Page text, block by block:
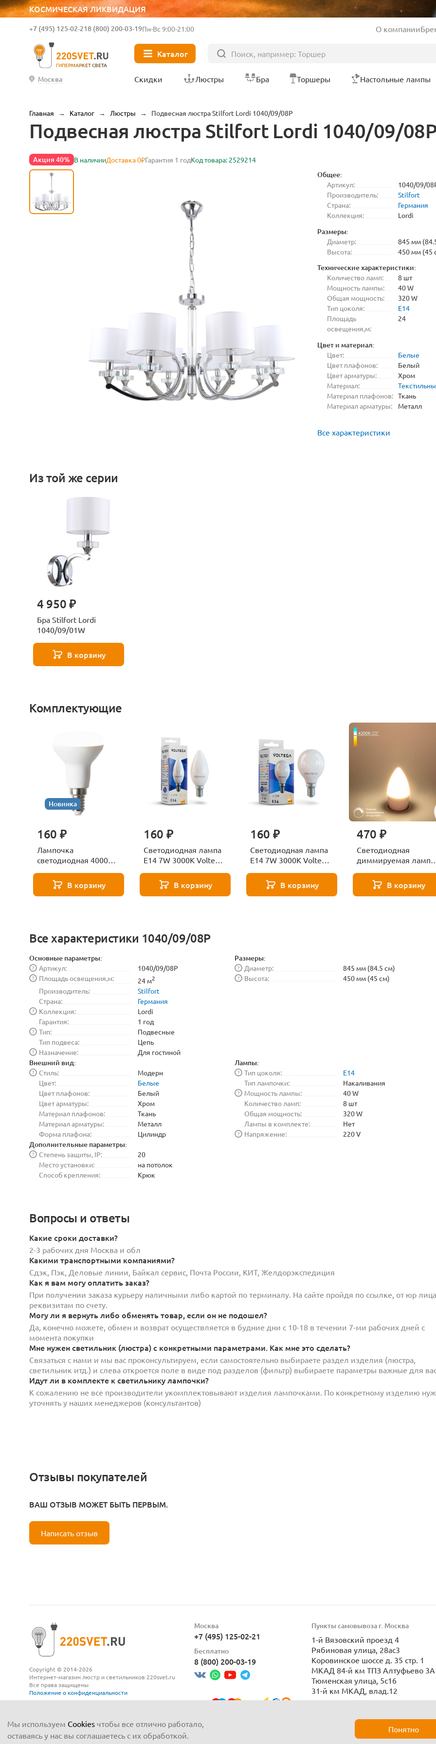
КОСМИЧЕСКАЯ ЛИКВИДАЦИЯ
ГИПЕРМАРКЕТ СВЕТА
+7 (495) 125-02-218 (800) 200-03-19Пн-Вс 9:00-21:00 О компании
Каталог
Москва Скидки Люстры Бра Торшеры Настольные лампы
Главная → Каталог → Люстры → Подвесная люстра Stilfort Lordi 1040/09/08P
Подвесная люстра Stilfort Lordi 1040/09/
Акция 40% В наличииДоставка 0₽Гарантия 1 годКод товара: 2529214
Общее:
Артикул:
1040/09/
Производитель:
Stilfort
Страна:
Германия
Коллекция:
Lordi
Размеры:
Диаметр:
845 мм
Высота:
450 мм (45
Технические характеристики:
Количество ламп:
8 шт
Мощность лампы:
40 W
Общая мощность:
320 W
Тип цоколя:
E14
Площадь
освещения,м:
24
Цвет и материал:
Цвет:
Белые
Цвет плафонов:
Белый
Цвет арматуры:
Хром
Материал:
Материал плафонов: Ткань
Материал арматуры:
Металл
Все характеристики
Из той же серии
4 950 ₽
Бра Stilfort Lordi
1040/09/01W
В корзину
Комплектующие
Новинка
160 ₽
Лампочка
светодиодная 4000К
271 8585В корзину
160 ₽
Светодиодная лампа
E14 7W 3000K Voltega
В корзину
160 ₽
Светодиодная лампа
E14 7W 3000K Voltega
В корзину
470 ₽
Светодиодная
диммируемая лампа
Elektrostandard
BLE1448
В корзину
Все характеристики 1040/09/08P
Основные параметры:
Артикул:
?
1040/09/08P
Площадь освещения,м:
? 24 м2
Производитель:
Stilfort
Страна:
Германия
Коллекция:
?
Lordi
Гарантия:
1 год
Тип:
?
Подвесные
Тип подвеса:
Цепь
Назначение:
? Для гостиной
Размеры:
Диаметр:
?
845 мм (84.5 см)
Высота:
? 450 мм (45 см)
Внешний вид:
Стиль:
?
Модерн
Цвет:
Белые
Цвет плафонов:
Белый
Цвет арматуры:
Хром
Материал плафонов:
Ткань
Материал арматуры:
Металл
Форма плафона:
Цилиндр
Лампы:
Тип цоколя:
?
E14
Тип лампочки:
Накаливания
Мощность лампы:
?
40 W
Количество ламп:
8 шт
Общая мощность:
320 W
Лампы в комплекте:
Нет
Напряжение:
? 220 V
Дополнительные параметры:
Степень защиты, IP:
?
20
Место установки:
на потолок
Способ крепления:
Крюк
Вопросы и ответы
Какие сроки доставки?
2-3 рабочих дня Москва и обл
Какими транспортными компаниями?
Сдэк, Пэк, Деловые линии, Байкал сервис, Почта России, КИТ, Желдорэкспедиция
Как я вам могу оплатить заказ?
При получении заказа курьеру наличными либо картой по терминалу. На сайте пройдя по ссылке, от юр
реквизитам по счету.
Могу ли я вернуть либо обменять товар, если он не подошел?
Да, конечно можете, обмен и возврат осуществляется в будние дни с 10-18 в течении 7-ми рабочих дней с
момента покупки
Мне нужен светильник (люстра) с конкретными параметрами. Как мне это сделать?
Связаться с нами и мы вас проконсультируем, если самостоятельно выбираете раздел изделия (люстра,
светильник итд.) и слева откроется поле в виде под разделов (фильтр) выбираете параметры важные для
Идут ли в комплекте к светильнику лампочки?
К сожалению не все производители укомплектовывают изделия лампочками. По конкретному изделию
уточнять у наших менеджеров (консультантов)
Отзывы покупателей
ВАШ ОТЗЫВ МОЖЕТ БЫТЬ ПЕРВЫМ.
Написать отзыв
Copyright © 2014-2026
Интернет-магазин люстр и светильников 220svet.ru
Все права защищены
Положение о конфиденциальности
Москва
+7 (495) 125-02-21
Бесплатно
8 (800) 200-03-19
Пункты самовывоза г. Москва
1-й Вязовский проезд 4
Рябиновая улица, 28ас3
Коровинское шоссе д. 35 стр. 1
МКАД 84-й км ТПЗ Алтуфьево 3А
Тюменская улица, 5с16
31-й км МКАД, влад.12
Мы используем Cookies чтобы все отлично работало,
оставаясь у нас вы соглашаетесь с их обработкой.
Понятно